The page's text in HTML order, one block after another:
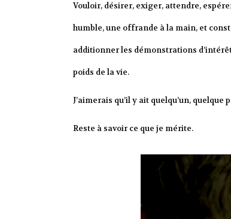
Vouloir, désirer, exiger, attendre,
humble, une offrande à la main, et
additionner les démonstrations
poids de la vie.
J’aimerais qu’il y ait quelqu’un,
Reste à savoir ce que je mérite.